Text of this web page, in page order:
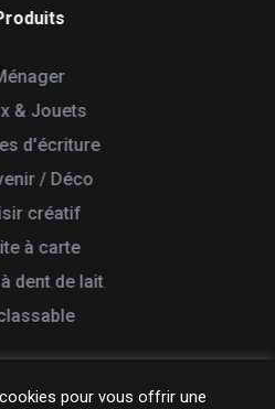
& Jouets
d'écriture
/ Déco
créatif
à carte
dent de lait
pour vous offrir une